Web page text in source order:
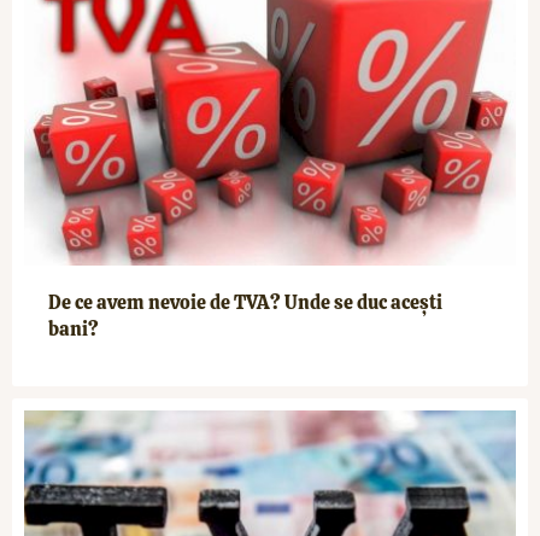
De ce avem nevoie de TVA? Unde se duc acești
bani?